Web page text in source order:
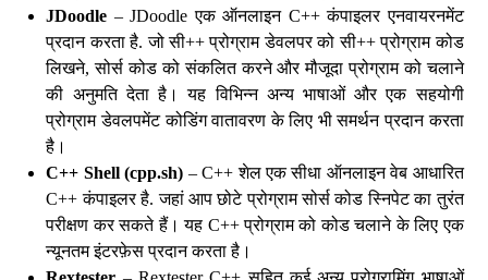
JDoodle – JDoodle एक ऑनलाइन C++ कंपाइलर एनवायरनमेंट
प्रदान करता है. जो सी++ प्रोग्राम डेवलपर को सी++ प्रोग्राम कोड
लिखने, सोर्स कोड को संकलित करने और मौजूदा प्रोग्राम को चलाने
की अनुमति देता है। यह विभिन्न अन्य भाषाओं और एक सहयोगी
प्रोग्राम डेवलपमेंट कोडिंग वातावरण के लिए भी समर्थन प्रदान करता
है।
C++ Shell (cpp.sh) – C++ शेल एक सीधा ऑनलाइन वेब आधारित
C++ कंपाइलर है. जहां आप छोटे प्रोग्राम सोर्स कोड स्निपेट का तुरंत
परीक्षण कर सकते हैं। यह C++ प्रोग्राम को कोड चलाने के लिए एक
न्यूनतम इंटरफ़ेस प्रदान करता है।